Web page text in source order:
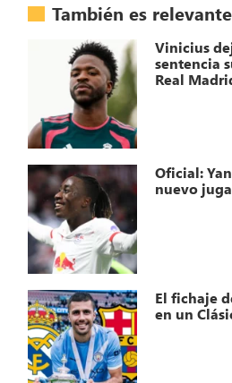
También es
Vinicius
sentencia
Real
Oficial:
nuevo
El fichaje
en un